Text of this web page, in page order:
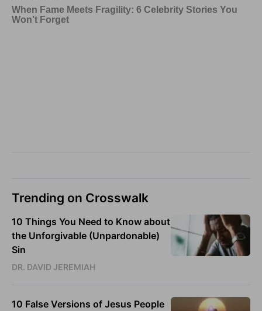
Trending on Crosswalk
10 Things You Need to Know about
the Unforgivable (Unpardonable)
Sin
DR. DAVID JEREMIAH
10 False Versions of Jesus People